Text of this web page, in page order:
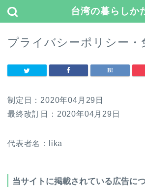
台湾の暮らしか
プライバシーポリシー・
制定日：2020年04月29日
最終改訂日：2020年04月29日
代表者名：lika
当サイトに掲載されている広告に